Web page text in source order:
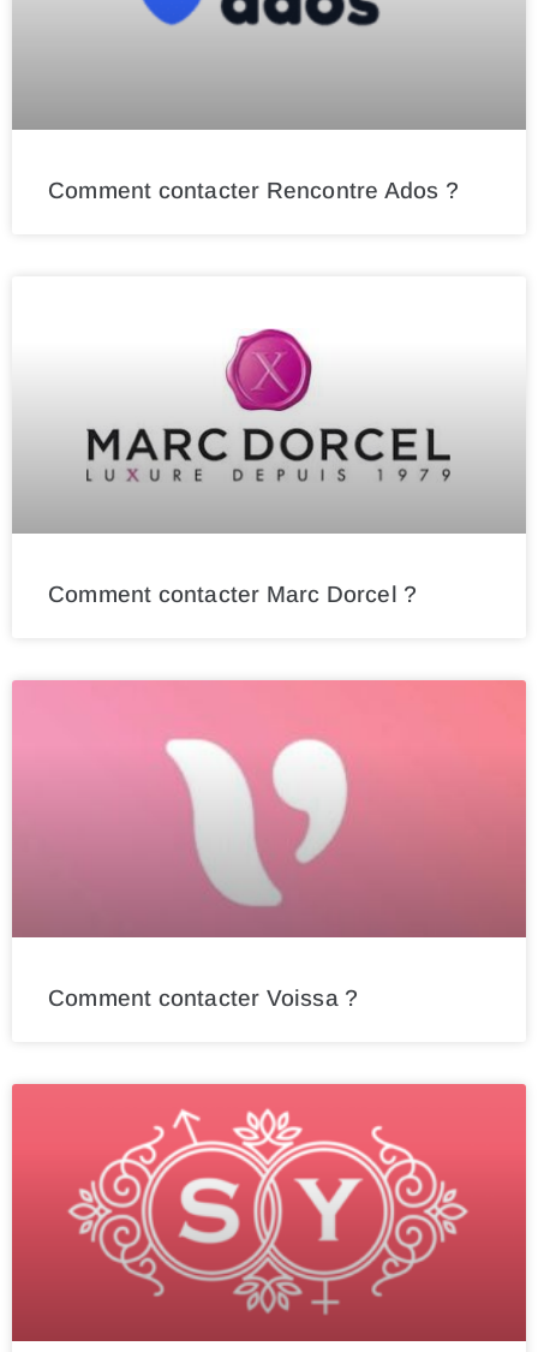
Comment contacter Rencontre Ados ?
Comment contacter Marc Dorcel ?
Comment contacter Voissa ?